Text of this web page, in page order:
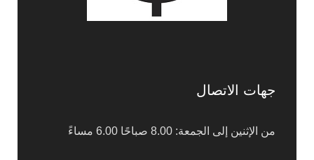
جهات الاتصال
من الإثنين إلى الجمعة: 8.00 صباحًا 6.00 مساءً